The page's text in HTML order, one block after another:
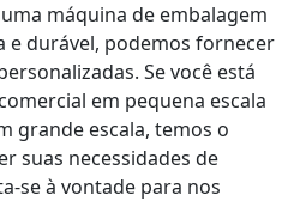
máquina de embalagem
e durável, podemos fornecer
Se você está
em pequena escala
grande escala, temos o
suas necessidades de
se à vontade para nos